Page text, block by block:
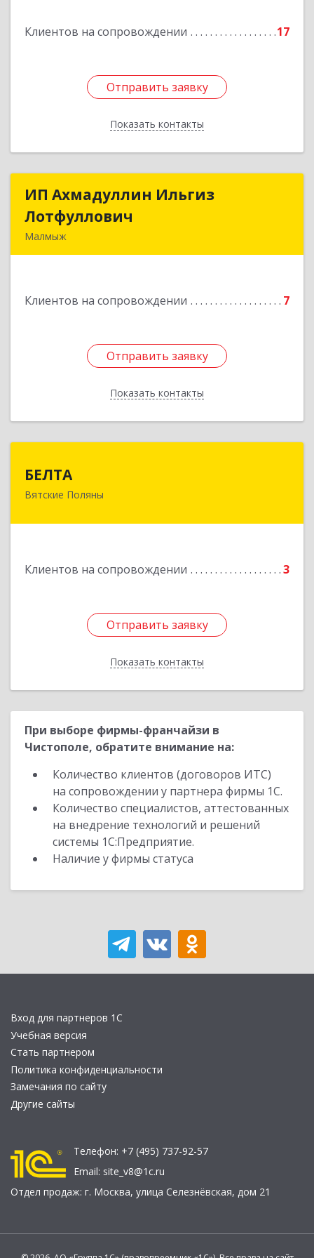
Клиентов на сопровождении 17
Отправить заявку
Показать контакты
Отправить заявку
Назад
ИП Ахмадуллин Ильгиз
Лотфуллович
Малмыж
Клиентов на сопровождении 7
Отправить заявку
Показать контакты
ИП Ахмадуллин Ильгиз
Подробнее
Отправить заявку
Назад
БЕЛТА
Вятские Поляны
Клиентов на сопровождении 3
Отправить заявку
Показать контакты
612960, Кировская обл, Вятские Поляны г,
Отправить заявку
Назад
При выборе фирмы-франчайзи в
Чистополе, обратите внимание на:
Количество клиентов (договоров ИТС)
на сопровождении у партнера фирмы 1С.
Количество специалистов, аттестованных
на внедрение технологий и решений
системы 1С:Предприятие.
Наличие у фирмы статуса
Вход для партнеров 1С
Учебная версия
Стать партнером
Политика конфиденциальности
Замечания по сайту
Другие сайты
Телефон: +7 (495) 737-92-57
Email: site_v8@1c.ru
Отдел продаж: г. Москва, улица Селезнёвская, дом 21